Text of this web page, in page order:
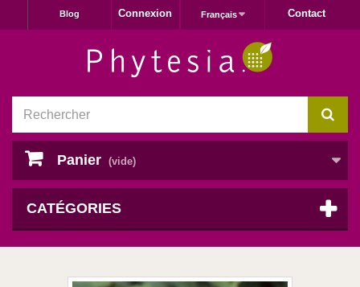
Contact
Français
Connexion
Blog
Panier (vide)
CATÉGORIES